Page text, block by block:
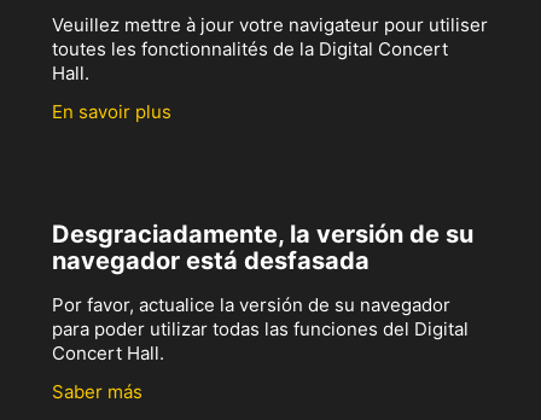
Veuillez mettre à jour votre navigateur pour utiliser
toutes les fonctionnalités de la Digital Concert
Hall.
En savoir plus
Desgraciadamente, la versión de su
navegador está desfasada
Por favor, actualice la versión de su navegador
para poder utilizar todas las funciones del Digital
Concert Hall.
Saber más